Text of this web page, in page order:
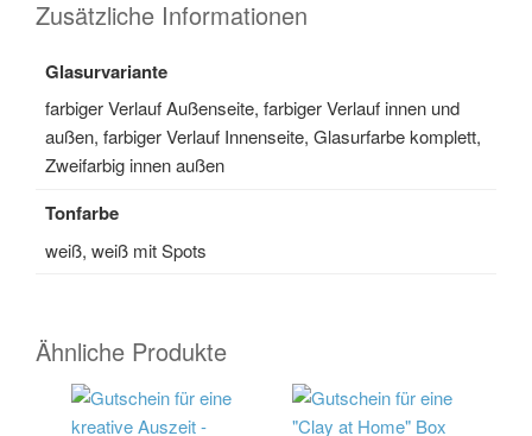
"Einzelstück"
Zusätzliche Informationen
Glasurvariante
farbiger Verlauf Außenseite, farbiger Verlauf innen und
außen, farbiger Verlauf Innenseite, Glasurfarbe komplett,
Zweifarbig innen außen
Tonfarbe
weiß, weiß mit Spots
Ähnliche Produkte